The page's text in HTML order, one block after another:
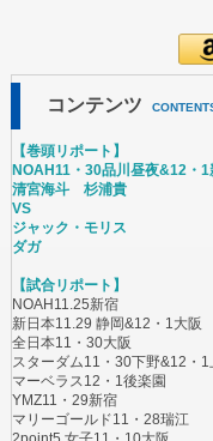
コンテンツ
【巻頭リポート】
NOAH11・30品川昼夜&12・1
清宮海斗 杉浦貴
VS
ジャック・モリス
ダガ
【試合リポート】
NOAH11.25新宿
新日本11.29 静岡&12・1大阪
全日本11・30大阪
スターダム11・30下野&12・1
マーベラス12・1後楽園
YMZ11・29新宿
マリーゴールド11・28瑞江